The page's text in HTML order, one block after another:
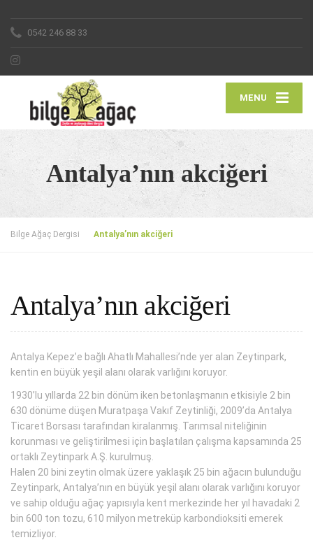
0542 246 88 33
MENU
Antalya’nın akciğeri
Bilge Ağaç Dergisi Antalya’nın akciğeri
Antalya’nın akciğeri
Antalya Kepez’e bağlı Ahatlı Mahallesi’nde yer alan Zeytinpark,
kentin en büyük yeşil alanı olarak varlığını koruyor.
1930’lu yıllarda 22 bin dönüm iken betonlaşmanın etkisiyle 2 bin
630 dönüme düşen Muratpaşa Vakıf Zeytinliği, 2009’da Antalya
Ticaret Borsası tarafından kiralanmış. Tarımsal niteliğinin
korunması ve geliştirilmesi için başlatılan çalışma kapsamında 25
ortaklı Zeytinpark A.Ş. kurulmuş.
Halen 20 bini zeytin olmak üzere yaklaşık 25 bin ağacın bulunduğu
Zeytinpark, Antalya’nın en büyük yeşil alanı olarak varlığını koruyor
ve sahip olduğu ağaç yapısıyla kent merkezinde her yıl havadaki 2
bin 600 ton tozu, 610 milyon metreküp karbondioksiti emerek
temizliyor.